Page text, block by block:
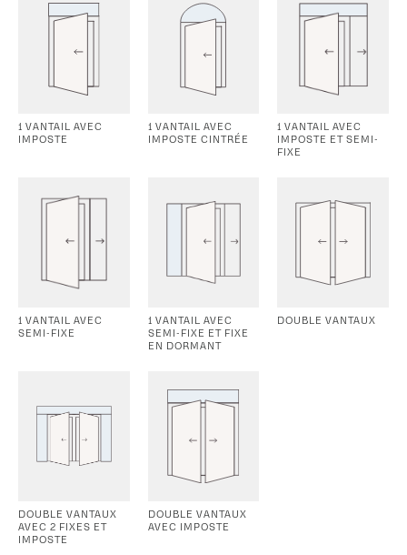
1 VANTAIL AVEC
IMPOSTE
1 VANTAIL AVEC
IMPOSTE CINTRÉE
1 VANTAIL AVEC
IMPOSTE ET SEMI-
FIXE
1 VANTAIL AVEC
SEMI-FIXE
1 VANTAIL AVEC
SEMI-FIXE ET FIXE
EN DORMANT
DOUBLE VANTAUX
DOUBLE VANTAUX
AVEC 2 FIXES ET
IMPOSTE
DOUBLE VANTAUX
AVEC IMPOSTE